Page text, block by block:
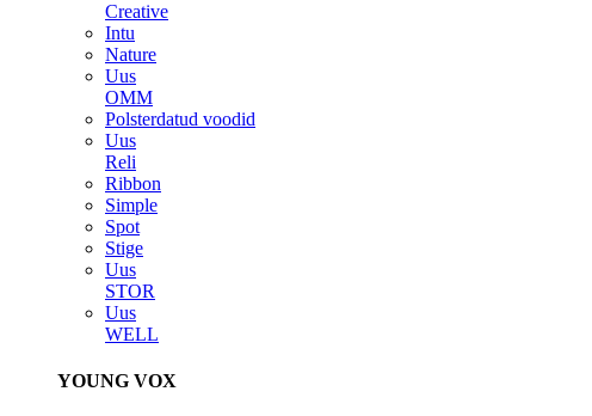
Creative
Intu
Nature
Uus
OMM
Polsterdatud voodid
Uus
Reli
Ribbon
Simple
Spot
Stige
Uus
STOR
Uus
WELL
YOUNG VOX